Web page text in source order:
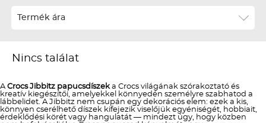
Termék ára
Nincs találat
ACrocs Jibbitz papucsdíszeka Crocs világának szórakoztató és
kreatív kiegészítői, amelyekkel könnyedén személyre szabhatod a
lábbelidet. A Jibbitz nem csupán egy dekorációs elem: ezek a kis,
könnyen cserélhető díszek kifejezik viselőjük egyéniségét, hobbiait,
érdeklődési körét vagy hangulatát — mindezt úgy, hogy közben